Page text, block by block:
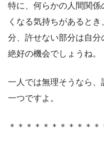
特に、何らかの人間関
くなる気持ちがあると
分、許せない部分は自分
絶好の機会でしょうね。
一人では無理そうなら
一つですよ。
＊＊＊＊＊＊＊＊＊＊＊